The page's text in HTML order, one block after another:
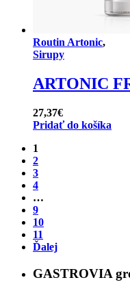
Routin Artonic,
Sirupy
ARTONIC
27,37€
Pridať do košíka
1
2
3
4
…
9
10
11
Ďalej
GASTROVIA